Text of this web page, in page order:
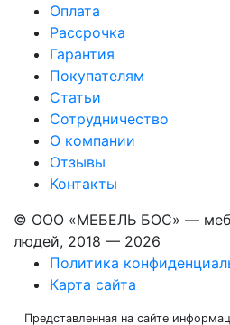
Оплата
Рассрочка
Гарантия
Покупателям
Статьи
Сотрудничество
О компании
Отзывы
Контакты
© ООО «МЕБЕЛЬ БОС» —
людей, 2018 — 2026
Политика
Карта сайта
Представленная на сайте